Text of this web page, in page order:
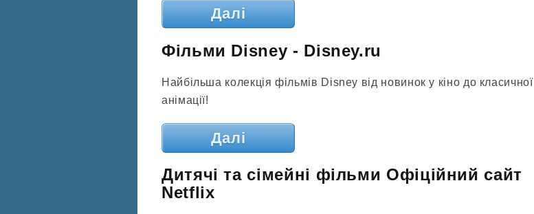
Далі
Фільми Disney - Disney.ru
Найбільша колекція фільмів Disney від новинок у кіно до класичної
анімації!
Далі
Дитячі та сімейні фільми Офіційний сайт
Netflix